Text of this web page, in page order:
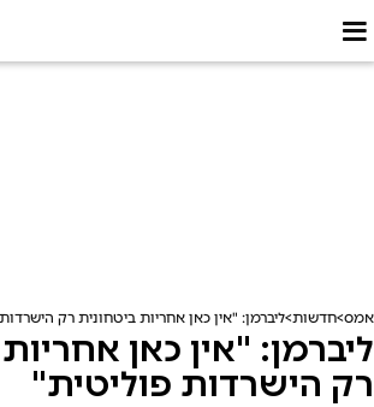
אמס חדשות ליברמן: "אין כאן אחריות ביטחונית רק
ליברמן: "אין כאן
רק הישרדות פוליטית"